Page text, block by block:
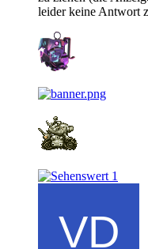
leider keine Antwort
1